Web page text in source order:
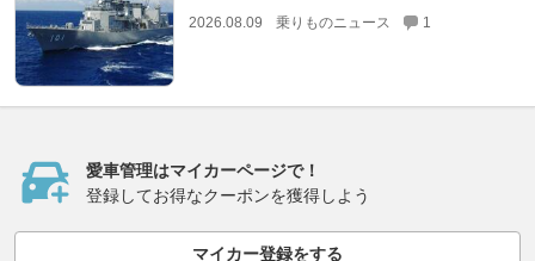
2026.08.09 乗りものニュース 1
愛車管理はマイカーページで！
登録してお得なクーポンを獲得しよう
マイカー登録をする